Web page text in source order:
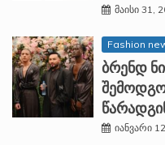
მაისი 31,
Fashion
ბრენდ
იანვარი